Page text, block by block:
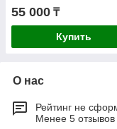
55 000 ₸
Купить
О нас
Рейтинг не
Менее 5 отзывов